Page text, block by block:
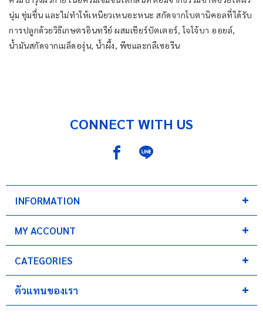
นุ่ม ชุ่มชื่น และไม่ทำให้เหนียวเหนอะหนะ สกัดจากโบตานิคอลที่ได้รับ
การปลูกด้วยวิธีเกษตรอินทรีย์ ผสมเชียร์บัตเตอร์, โจโจ้บา ออยล์,
น้ำมันสกัดจากเมล็ดองุ่น, น้ำผึ้ง, พีชและกลีเซอรีน
CONNECT WITH US
INFORMATION
MY ACCOUNT
CATEGORIES
ตัวแทนของเรา